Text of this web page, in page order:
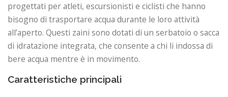
progettati per atleti, escursionisti e ciclisti che hanno
bisogno di trasportare acqua durante le loro attività
all’aperto. Questi zaini sono dotati di un serbatoio o sacca
di idratazione integrata, che consente a chi li indossa di
bere acqua mentre è in movimento.
Caratteristiche principali